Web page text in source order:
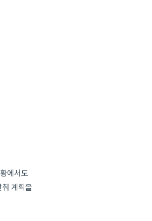
에서도
계획을